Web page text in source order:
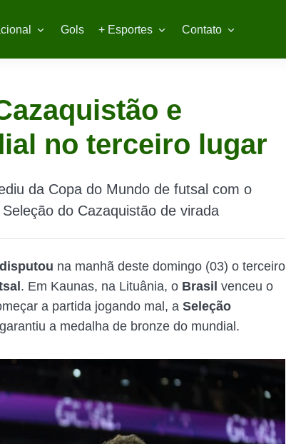
Gols + Esportes Contato
e
no terceiro lugar
da Copa do Mundo de futsal com o
do Cazaquistão de virada
na manhã deste domingo (03) o terceiro
. Em Kaunas, na Lituânia, o Brasil venceu o
a partida jogando mal, a Seleção
a medalha de bronze do mundial.